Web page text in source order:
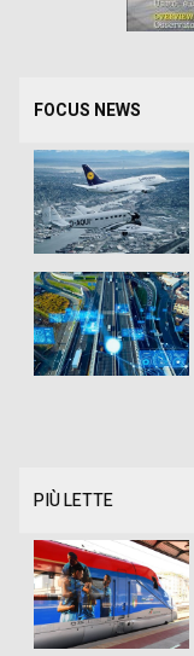
FOCUS NEWS
PIÙ LETTE